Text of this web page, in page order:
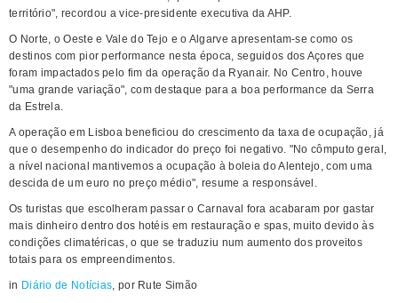
território", recordou a vice-presidente executiva da AHP.
O Norte, o Oeste e Vale do Tejo e o Algarve apresentam-se como os
destinos com pior performance nesta época, seguidos dos Açores que
foram impactados pelo fim da operação da Ryanair. No Centro, houve
"uma grande variação", com destaque para a boa performance da Serra
da Estrela.
A operação em Lisboa beneficiou do crescimento da taxa de ocupação, já
que o desempenho do indicador do preço foi negativo. "No cômputo geral,
a nível nacional mantivemos a ocupação à boleia do Alentejo, com uma
descida de um euro no preço médio", resume a responsável.
Os turistas que escolheram passar o Carnaval fora acabaram por gastar
mais dinheiro dentro dos hotéis em restauração e spas, muito devido às
condições climatéricas, o que se traduziu num aumento dos proveitos
totais para os empreendimentos.
in Diário de Notícias, por Rute Simão